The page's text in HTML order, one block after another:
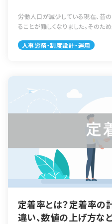
労働人口が減少している現在、昔
ることが難しくなりました。そのた
社員の質を高めるためには […]
人事労務・制度設計・運用
定着率とは？定着率の
違い、数値の上げ方な